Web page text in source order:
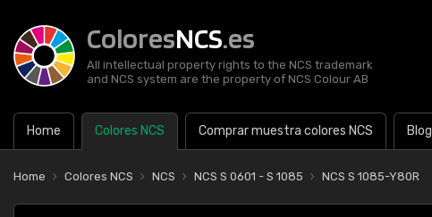
ColoresNCS.es
All intellectual property rights to the NCS trademark
and NCS system are the property of NCS Colour AB
Home Colores NCS Comprar muestra colores NCS Blog
Home Colores NCS NCS NCS S 0601 - S 1085 NCS S 1085-Y80R